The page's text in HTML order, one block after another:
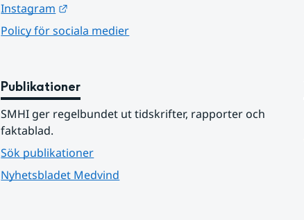
Instagram
Policy för sociala medier
Publikationer
SMHI ger regelbundet ut tidskrifter, rapporter och
faktablad.
Sök publikationer
Nyhetsbladet Medvind